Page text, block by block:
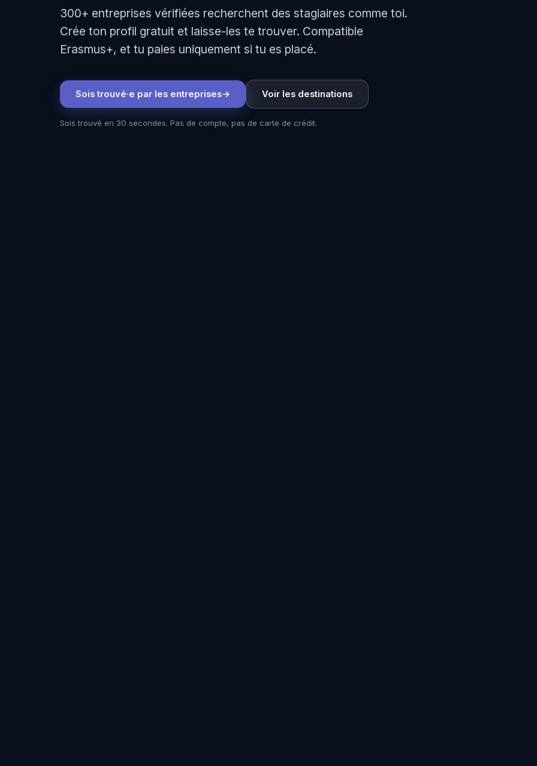
300+ entreprises vérifiées recherchent des stagiaires comme toi.
Crée ton profil gratuit et laisse-les te trouver. Compatible
Erasmus+, et tu paies uniquement si tu es placé.
Sois trouvé·e par les entreprises Voir les destinations
Sois trouvé en 30 secondes. Pas de compte, pas de carte de crédit.